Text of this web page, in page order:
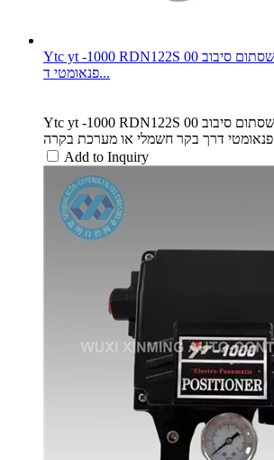
Ytc yt -1000 RDN122S 00 הפעלת מפעיל שסתום סיבוב
פנאומטי ד...
Ytc yt -1000 RDN122S 00 הפעלת מפעיל שסתום סיבוב
פנאומטי דרך בקר חשמלי או מערכת בקרה
Add to Inquiry